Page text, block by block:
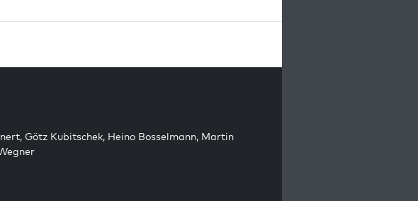
, Götz Kubitschek, Heino Bosselmann, Martin